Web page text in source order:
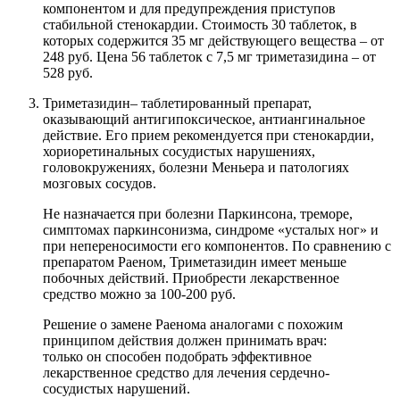
компонентом и для предупреждения приступов
стабильной стенокардии. Стоимость 30 таблеток, в
которых содержится 35 мг действующего вещества – от
248 руб. Цена 56 таблеток с 7,5 мг триметазидина – от
528 руб.
Триметазидин– таблетированный препарат,
оказывающий антигипоксическое, антиангинальное
действие. Его прием рекомендуется при стенокардии,
хориоретинальных сосудистых нарушениях,
головокружениях, болезни Меньера и патологиях
мозговых сосудов.
Не назначается при болезни Паркинсона, треморе,
симптомах паркинсонизма, синдроме «усталых ног» и
при непереносимости его компонентов. По сравнению с
препаратом Раеном, Триметазидин имеет меньше
побочных действий. Приобрести лекарственное
средство можно за 100-200 руб.
Решение о замене Раенома аналогами с похожим
принципом действия должен принимать врач:
только он способен подобрать эффективное
лекарственное средство для лечения сердечно-
сосудистых нарушений.